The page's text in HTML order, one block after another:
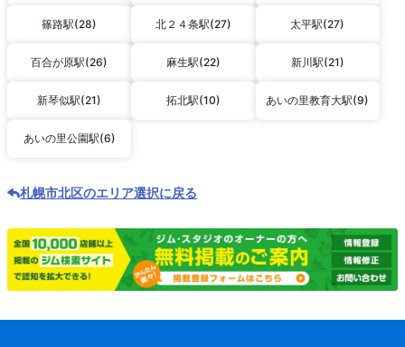
篠路駅(28) 北２４条駅(27) 太平駅(27)
百合が原駅(26) 麻生駅(22) 新川駅(21)
新琴似駅(21) 拓北駅(10) あいの里教育大駅(9)
あいの里公園駅(6)
札幌市北区のエリア選択に戻る